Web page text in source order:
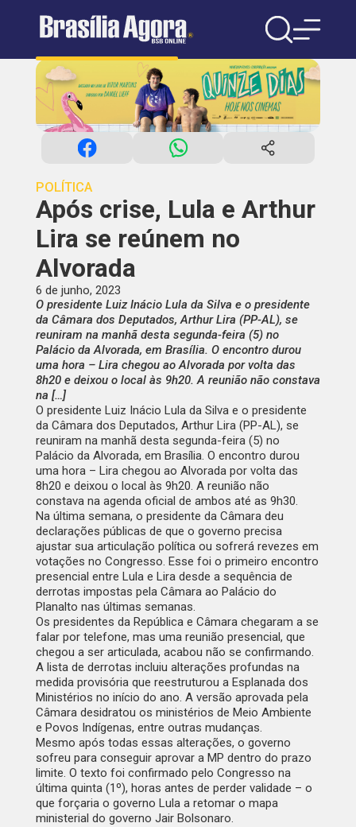
POLÍTICA
Após crise, Lula e Arthur
Lira se reúnem no
Alvorada
6 de junho, 2023
O presidente Luiz Inácio Lula da Silva e o presidente
da Câmara dos Deputados, Arthur Lira (PP-AL), se
reuniram na manhã desta segunda-feira (5) no
Palácio da Alvorada, em Brasília. O encontro durou
uma hora – Lira chegou ao Alvorada por volta das
8h20 e deixou o local às 9h20. A reunião não constava
na […]
O presidente Luiz Inácio Lula da Silva e o presidente
da Câmara dos Deputados, Arthur Lira (PP-AL), se
reuniram na manhã desta segunda-feira (5) no
Palácio da Alvorada, em Brasília. O encontro durou
uma hora – Lira chegou ao Alvorada por volta das
8h20 e deixou o local às 9h20. A reunião não
constava na agenda oficial de ambos até as 9h30.
Na última semana, o presidente da Câmara deu
declarações públicas de que o governo precisa
ajustar sua articulação política ou sofrerá revezes em
votações no Congresso. Esse foi o primeiro encontro
presencial entre Lula e Lira desde a sequência de
derrotas impostas pela Câmara ao Palácio do
Planalto nas últimas semanas.
Os presidentes da República e Câmara chegaram a se
falar por telefone, mas uma reunião presencial, que
chegou a ser articulada, acabou não se confirmando.
A lista de derrotas incluiu alterações profundas na
medida provisória que reestruturou a Esplanada dos
Ministérios no início do ano. A versão aprovada pela
Câmara desidratou os ministérios de Meio Ambiente
e Povos Indígenas, entre outras mudanças.
Mesmo após todas essas alterações, o governo
sofreu para conseguir aprovar a MP dentro do prazo
limite. O texto foi confirmado pelo Congresso na
última quinta (1º), horas antes de perder validade – o
que forçaria o governo Lula a retomar o mapa
ministerial do governo Jair Bolsonaro.